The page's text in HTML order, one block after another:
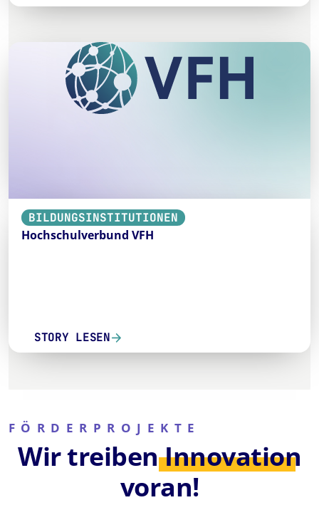
BILDUNGSINSTITUTIONEN
Hochschulverbund VFH
STORY LESEN
FÖRDERPROJEKTE
Wir treibenInnovation
voran!